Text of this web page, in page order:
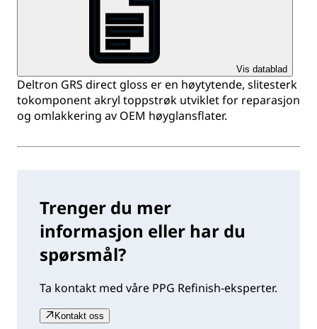
Vis datablad
Deltron GRS direct gloss er en høytytende, slitesterk
tokomponent akryl toppstrøk utviklet for reparasjon
og omlakkering av OEM høyglansflater.
Trenger du mer
informasjon eller har du
spørsmål?
Ta kontakt med våre PPG Refinish-eksperter.
Kontakt oss